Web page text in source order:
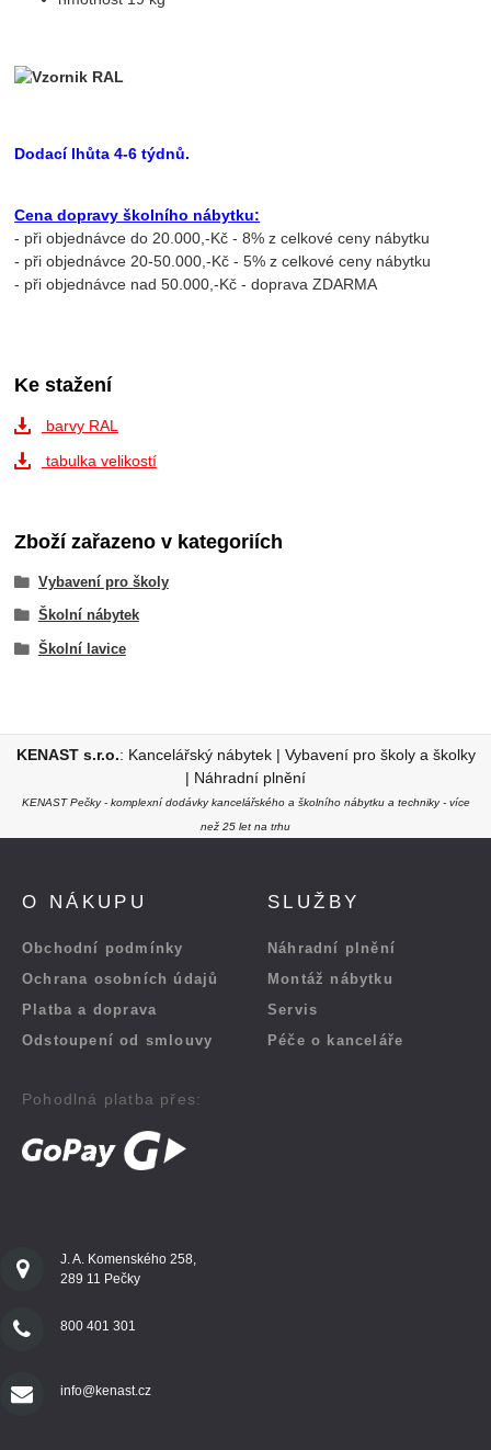
Dodací lhůta 4-6 týdnů.
Cena dopravy školního nábytku:
- při objednávce do 20.000,-Kč - 8% z celkové ceny nábytku
- při objednávce 20-50.000,-Kč - 5% z celkové ceny nábytku
- při objednávce nad 50.000,-Kč - doprava ZDARMA
Ke stažení
barvy RAL
tabulka velikostí
Zboží zařazeno v kategoriích
Vybavení pro školy
Školní nábytek
Školní lavice
KENAST s.r.o.: Kancelářský nábytek | Vybavení pro školy a školky
| Náhradní plnění
KENAST Pečky - komplexní dodávky kancelářského a školního nábytku a techniky - více
než 25 let na trhu
O NÁKUPU
Obchodní podmínky
Ochrana osobních údajů
Platba a doprava
Odstoupení od smlouvy
Pohodlná platba přes:
SLUŽBY
Náhradní plnění
Montáž nábytku
Servis
Péče o kanceláře
J. A. Komenského 258,
289 11 Pečky
800 401 301
info@kenast.cz